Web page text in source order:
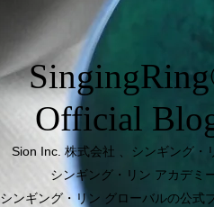
Official
Sion Inc. 株式会社 、シンギング・
シンギング・リン アカデミー
シンギング・リン グローバルの公式